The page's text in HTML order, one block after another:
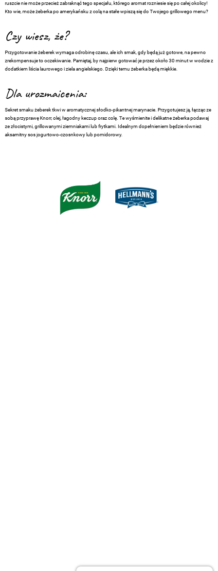
ruszcie nie może przecież zabraknąć tego specjału, którego aromat rozniesie się po całej okolicy!
Kto wie, może żeberka po amerykańsku z colą na stałe wpiszą się do Twojego grillowego menu?
Czy wiesz, że?
Przygotowanie żeberek wymaga odrobinę czasu, ale ich smak, gdy będą już gotowe, na pewno
zrekompensuje to oczekiwanie. Pamiętaj, by najpierw gotować je przez około 30 minut w wodzie z
dodatkiem liścia laurowego i ziela angielskiego. Dzięki temu żeberka będą miękkie.
Dla urozmaicenia:
Sekret smaku żeberek tkwi w aromatycznej słodko-pikantnej marynacie. Przygotujesz ją, łącząc ze
sobą przyprawę Knorr, olej, łagodny keczup oraz colę. Te wyśmienite i delikatne żeberka podawaj
ze złocistymi, grillowanymi ziemniakami lub frytkami. Idealnym dopełnieniem będzie również
aksamitny sos jogurtowo-czosnkowy lub pomidorowy.